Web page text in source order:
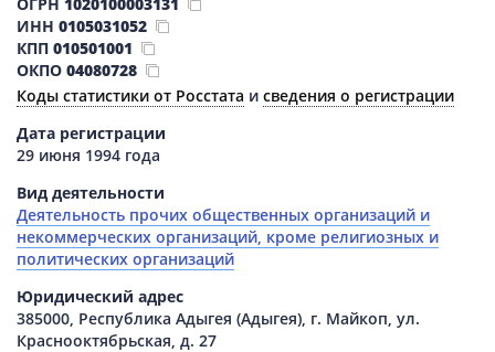
ИНН 0105031052
КПП 010501001
ОКПО 04080728
Коды статистики от Росстата и сведения о регистрации
Дата регистрации
29 июня 1994 года
Вид деятельности
Деятельность прочих общественных организаций и
некоммерческих организаций, кроме религиозных и
политических организаций
Юридический адрес
385000, Республика Адыгея (Адыгея), г. Майкоп, ул.
Краснооктябрьская, д. 27